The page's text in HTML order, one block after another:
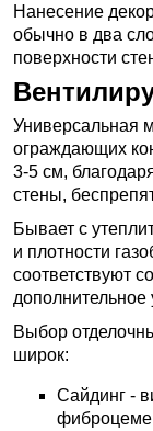
Нанесение
обычно в два
поверхности
Универсальная
ограждающих
3-5 см,
стены,
Бывает с
и плотности
соответствуют
дополнительное
Выбор
широк:
Сайдинг -